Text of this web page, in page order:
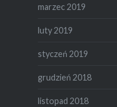
marzec 2019
luty 2019
styczeń 2019
grudzień 2018
listopad 2018